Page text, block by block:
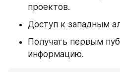
проектов.
Доступ к западным
Получать первым
информацию.